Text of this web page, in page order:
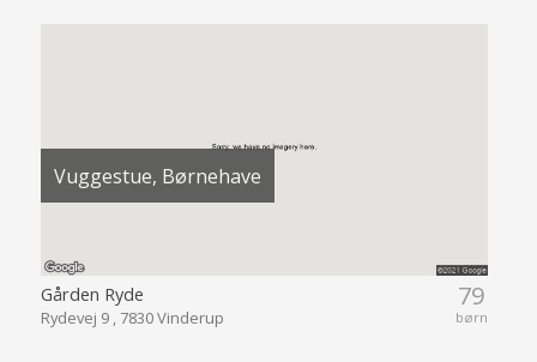
Vuggestue, Børnehave
79
børn
Gården Ryde
Rydevej 9 , 7830 Vinderup